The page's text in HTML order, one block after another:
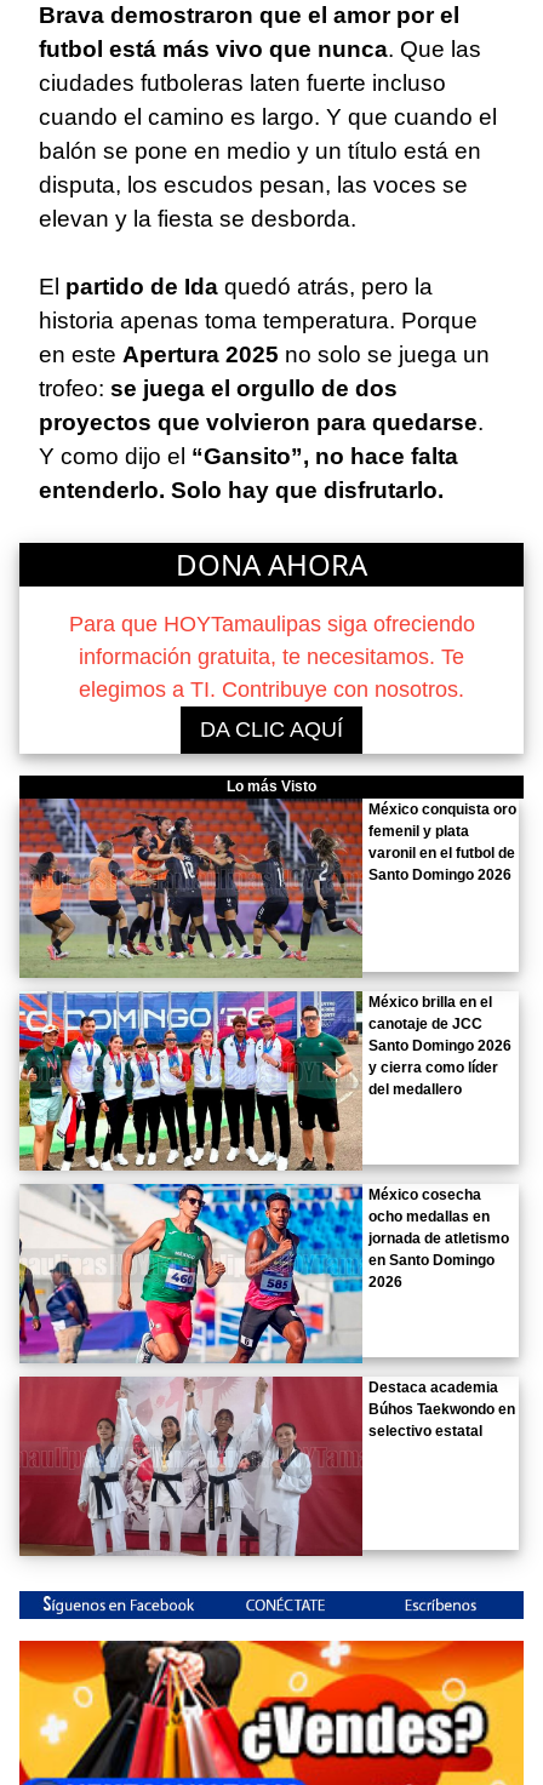
Brava demostraron que el amor por el
futbol está más vivo que nunca. Que las
ciudades futboleras laten fuerte incluso
cuando el camino es largo. Y que cuando el
balón se pone en medio y un título está en
disputa, los escudos pesan, las voces se
elevan y la fiesta se desborda.
El partido de Ida quedó atrás, pero la
historia apenas toma temperatura. Porque
en este Apertura 2025 no solo se juega un
trofeo: se juega el orgullo de dos
proyectos que volvieron para quedarse.
Y como dijo el “Gansito”, no hace falta
entenderlo. Solo hay que disfrutarlo.
DONA AHORA
Para que HOYTamaulipas siga ofreciendo
información gratuita, te necesitamos. Te
elegimos a TI. Contribuye con nosotros.
DA CLIC AQUÍ
Lo más Visto
México conquista oro
femenil y plata
varonil en el futbol de
Santo Domingo 2026
México brilla en el
canotaje de JCC
Santo Domingo 2026
y cierra como líder
del medallero
México cosecha
ocho medallas en
jornada de atletismo
en Santo Domingo
2026
Destaca academia
Búhos Taekwondo en
selectivo estatal